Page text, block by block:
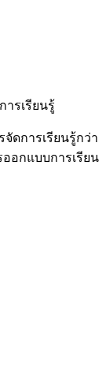
รเรียนรู้
ดการเรียนรู้กว่า
ออกแบบการเรียน